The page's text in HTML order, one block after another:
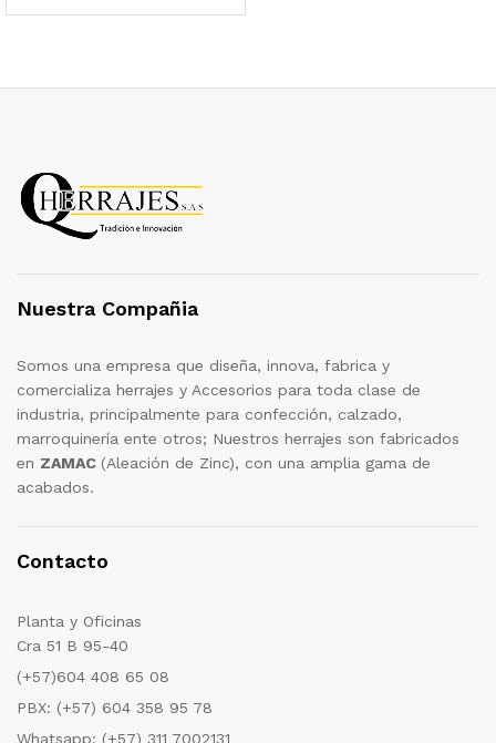
Nuestra Compañia
Somos una empresa que diseña, innova, fabrica y
comercializa herrajes y Accesorios para toda clase de
industria, principalmente para confección, calzado,
marroquinería ente otros; Nuestros herrajes son fabricados
en ZAMAC (Aleación de Zinc), con una amplia gama de
acabados.
Contacto
Planta y Oficinas
Cra 51 B 95-40
(+57)604 408 65 08
PBX: (+57) 604 358 95 78
Whatsapp: (+57) 311 7002131